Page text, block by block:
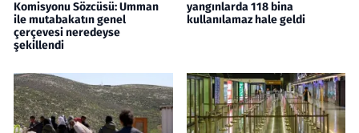
Komisyonu Sözcüsü: Umman
ile mutabakatın genel
çerçevesi neredeyse
şekillendi
yangınlarda 118 bina
kullanılamaz hale geldi